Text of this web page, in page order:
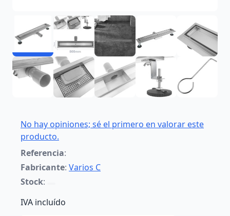
No hay opiniones; sé el primero en valorar este
producto.
Referencia:
Fabricante: Varios C
Stock:
IVA incluído